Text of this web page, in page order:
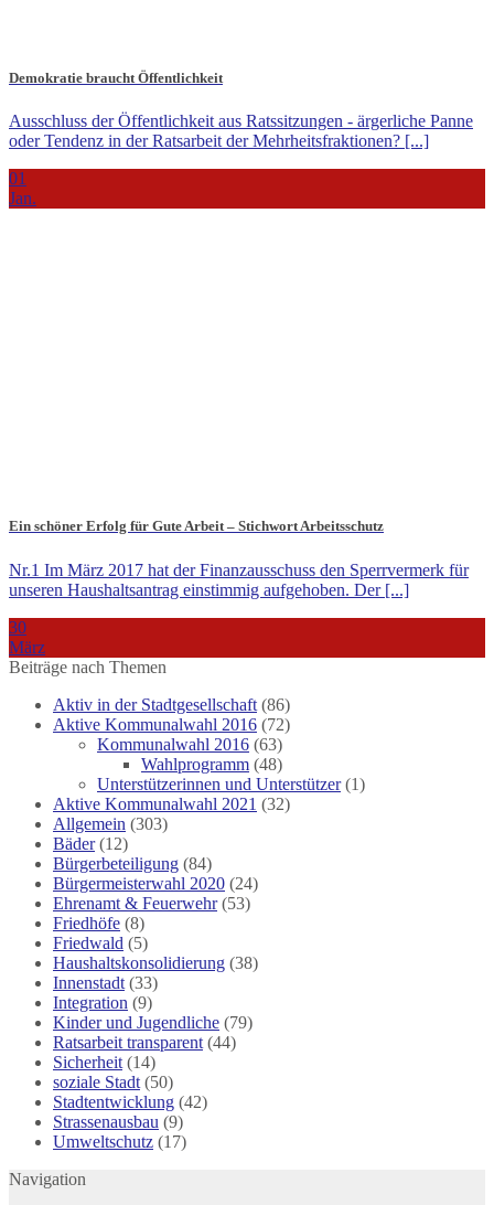
Demokratie braucht Öffentlichkeit
Ausschluss der Öffentlichkeit aus Ratssitzungen - ärgerliche Panne
oder Tendenz in der Ratsarbeit der Mehrheitsfraktionen? [...]
01
Jan.
Ein schöner Erfolg für Gute Arbeit – Stichwort Arbeitsschutz
Nr.1 Im März 2017 hat der Finanzausschuss den Sperrvermerk für
unseren Haushaltsantrag einstimmig aufgehoben. Der [...]
30
März
Beiträge nach Themen
Aktiv in der Stadtgesellschaft (86)
Aktive Kommunalwahl 2016 (72)
Kommunalwahl 2016 (63)
Wahlprogramm (48)
Unterstützerinnen und Unterstützer(1)
Aktive Kommunalwahl 2021 (32)
Allgemein (303)
Bäder(12)
Bürgerbeteiligung (84)
Bürgermeisterwahl 2020 (24)
Ehrenamt & Feuerwehr(53)
Friedhöfe (8)
Friedwald (5)
Haushaltskonsolidierung (38)
Innenstadt (33)
Integration (9)
Kinder und Jugendliche (79)
Ratsarbeit transparent (44)
Sicherheit (14)
soziale Stadt (50)
Stadtentwicklung (42)
Strassenausbau (9)
Umweltschutz (17)
Navigation